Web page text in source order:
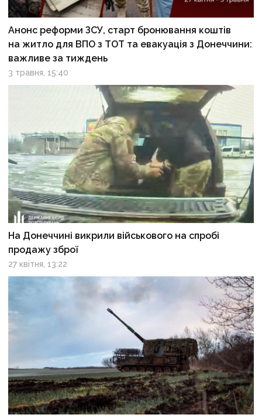
Анонс реформи ЗСУ, старт бронювання коштів
на житло для ВПО з ТОТ та евакуація з Донеччини:
важливе за тиждень
3 травня, 15:40
На Донеччині викрили військового на спробі
продажу зброї
27 квітня, 13:22